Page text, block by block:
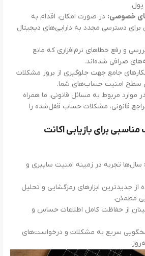
پول.
خصوصی: در صورت امکان، اقدام به
دسترسی مجدد به دارایی‌های دیجیتال
و رفع خطاهای نرم‌افزاری که مانع
صرافی شده‌اند.
جامع جهت جلوگیری از بروز مشکلات
سطح امنیت حساب‌های شما.
در موارد مربوط به مسائل قانونی، ما همراه
قانونی، مشکلات حساب قفل‌شده را
مناسبی برای بازیابی اکانت
سال‌ها تجربه در زمینه امنیت سایبری و
از جدیدترین ابزارهای رمزگشایی و تحلیل
مطمئن.
از حفاظت کامل اطلاعات حساس و
سریع به مشکلات و درخواست‌های